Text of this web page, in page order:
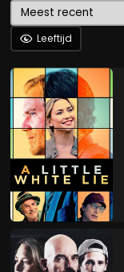
Leeftijd